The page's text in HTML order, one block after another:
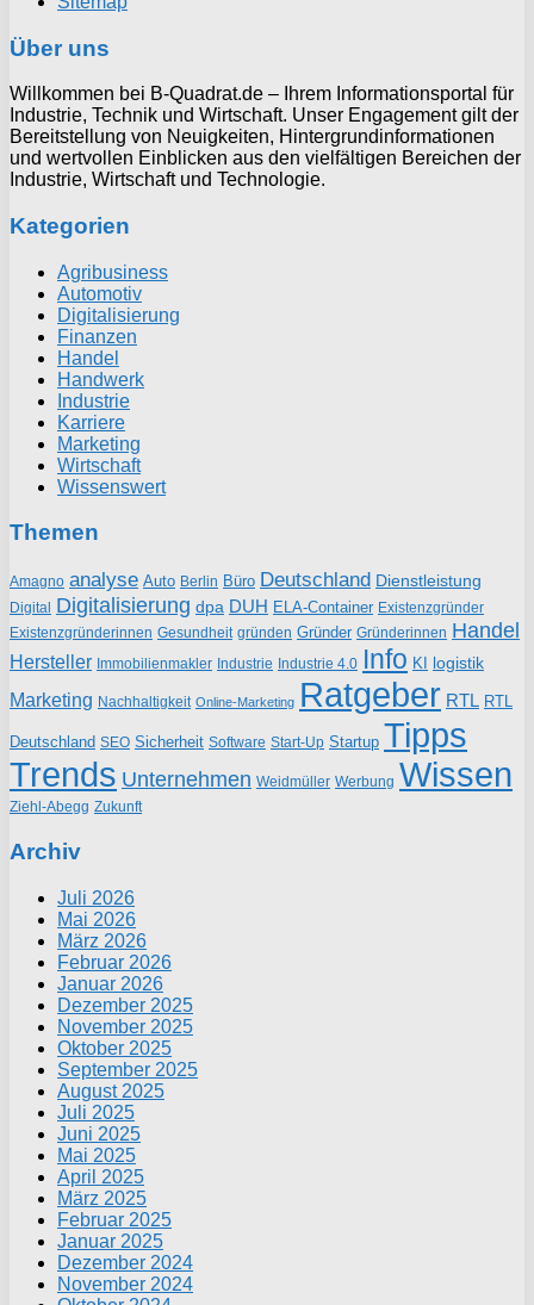
Über uns
Willkommen bei B-Quadrat.de – Ihrem Informationsportal für
Industrie, Technik und Wirtschaft. Unser Engagement gilt der
Bereitstellung von Neuigkeiten, Hintergrundinformationen
und wertvollen Einblicken aus den vielfältigen Bereichen der
Industrie, Wirtschaft und Technologie.
Kategorien
Agribusiness
Automotiv
Digitalisierung
Finanzen
Handel
Handwerk
Industrie
Karriere
Marketing
Wirtschaft
Wissenswert
Themen
Amagno analyse Auto Berlin Büro Deutschland Dienstleistung
Digital Digitalisierung dpa DUH ELA-Container Existenzgründer
Existenzgründerinnen Gesundheit gründen Gründer Gründerinnen Handel
Hersteller Immobilienmakler Industrie Industrie 4.0 Info KI logistik
Marketing Nachhaltigkeit Online-Marketing Ratgeber RTL RTL
Deutschland SEO Sicherheit Software Start-Up Startup Tipps
Trends Unternehmen Weidmüller Werbung Wissen
Ziehl-Abegg Zukunft
Archiv
Juli 2026
Mai 2026
März 2026
Februar 2026
Januar 2026
Dezember 2025
November 2025
Oktober 2025
September 2025
August 2025
Juli 2025
Juni 2025
Mai 2025
April 2025
März 2025
Februar 2025
Januar 2025
Dezember 2024
November 2024